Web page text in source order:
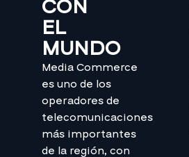
CON
EL
MUNDO
Media Commerce
es uno de los
operadores de
telecomunicaciones
más importantes
de la región, con